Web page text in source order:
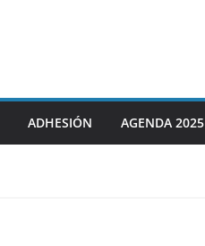
ADHESIÓN AGENDA 2025